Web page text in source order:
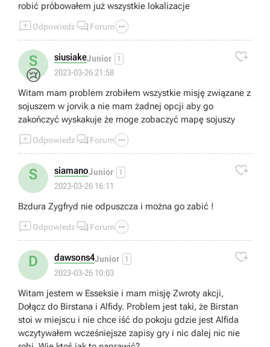
robić próbowałem już wszystkie lokalizacje
Odpowiedz  Forum 
S
😢
siusiakeJunior 1
2023-03-26 21:58

Witam mam problem zrobiłem wszystkie misję związane z
sojuszem w jorvik a nie mam żadnej opcji aby go
zakończyć wyskakuje że moge zobaczyć mapę sojuszy
Odpowiedz  Forum 
S siamanoJunior 1
2023-03-26 16:11

Bzdura Zygfryd nie odpuszcza i można go zabić !
Odpowiedz  Forum 
D dawsons4Junior 1
2023-03-26 10:03

Witam jestem w Esseksie i mam misję Zwroty akcji,
Dołącz do Birstana i Alfidy. Problem jest taki, że Birstan
stoi w miejscu i nie chce iść do pokoju gdzie jest Alfida
wczytywałem wcześniejsze zapisy gry i nic dalej nic nie